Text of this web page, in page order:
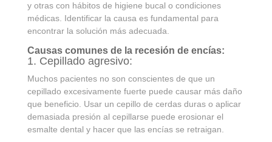
y otras con hábitos de higiene bucal o condiciones
médicas. Identificar la causa es fundamental para
encontrar la solución más adecuada.
Causas comunes de la recesión de encías:
1. Cepillado agresivo:
Muchos pacientes no son conscientes de que un
cepillado excesivamente fuerte puede causar más daño
que beneficio. Usar un cepillo de cerdas duras o aplicar
demasiada presión al cepillarse puede erosionar el
esmalte dental y hacer que las encías se retraigan.